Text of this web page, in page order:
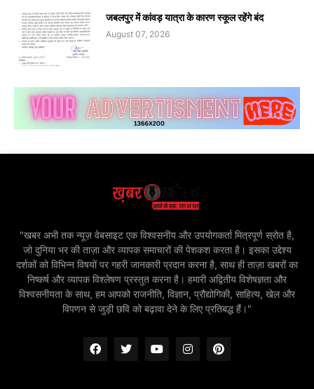
जबलपुर में कांवड़ यात्रा के कारण स्कूल रहेंगे बंद
August 07, 2026
"खबर अभी तक न्यूज़ वेबसाइट एक विश्वसनीय और उपयोगकर्ता मित्रपूर्ण स्रोत है,
जो दुनिया भर की ताज़ा और व्यापक समाचारों की पेशकश करता है। इसका उद्देश्य
दर्शकों को विभिन्न विषयों पर गहरी जानकारी प्रदान करना है, साथ ही ताज़ा खबरों का
निष्कर्ष और व्यापक विश्लेषण प्रस्तुत करना है। हमारी अद्वितीय विशेषज्ञता और
विश्वसनीयता के साथ, हम आपको राजनीति, विज्ञान, प्रौद्योगिकी, साहित्य, खेल और
विपणन से जुड़ी छवि को बढ़ावा देने के लिए प्रतिबद्ध हैं।"